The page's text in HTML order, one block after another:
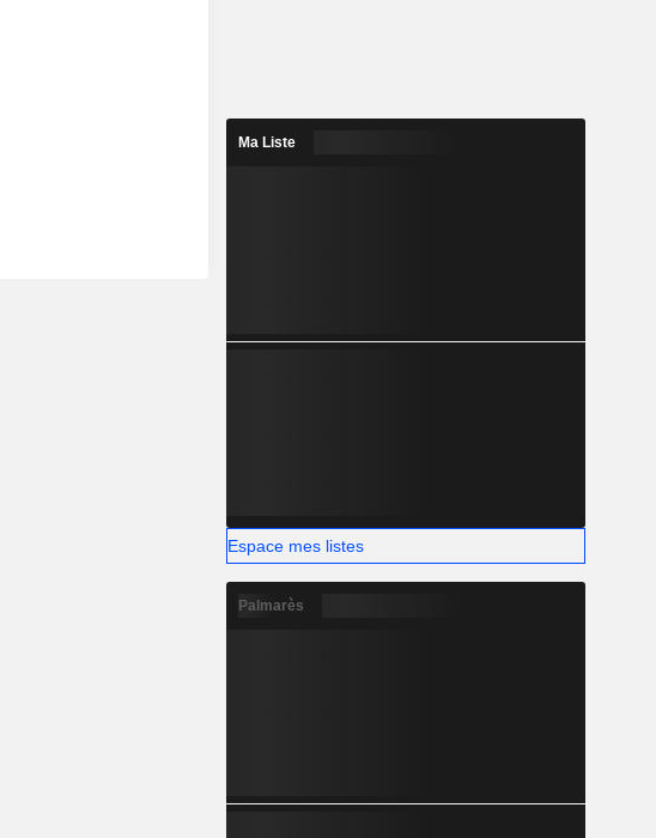
Ma Liste
Espace mes listes
Palmarès